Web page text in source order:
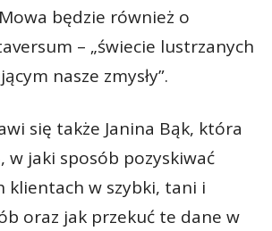
będzie również o
– „świecie lustrzanych
nasze zmysły”.
się także Janina Bąk, która
w jaki sposób pozyskiwać
klientach w szybki, tani i
oraz jak przekuć te dane w